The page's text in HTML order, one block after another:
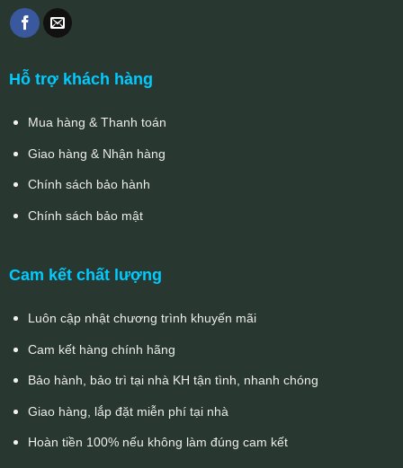
Hỗ trợ khách hàng
Mua hàng & Thanh toán
Giao hàng & Nhận hàng
Chính sách bảo hành
Chính sách bảo mật
Cam kết chất lượng
Luôn cập nhật chương trình khuyến mãi
Cam kết hàng chính hãng
Bảo hành, bảo trì tại nhà KH tận tình, nhanh chóng
Giao hàng, lắp đặt miễn phí tại nhà
Hoàn tiền 100% nếu không làm đúng cam kết